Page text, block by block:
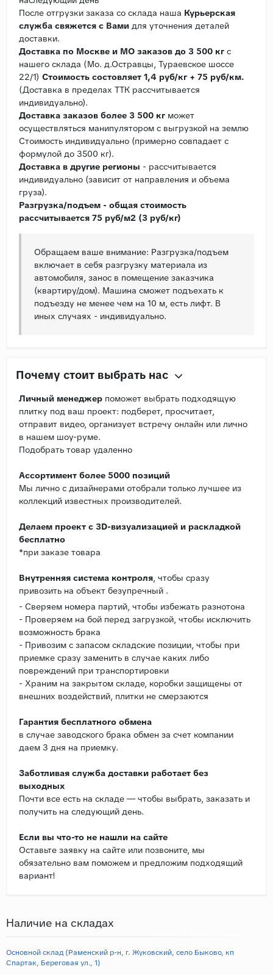
После отгрузки заказа со склада наша Курьерская
служба свяжется с Вами для уточнения деталей
доставки.
Доставка по Москве и МО заказов до 3 500 кг с
нашего склада (Мо. д.Остравцы, Тураевское шоссе
22/1) Стоимость состовляет 1,4 руб/кг + 75 руб/км.
(Доставка в пределах ТТК рассчитывается
индивидуально).
Доставка заказов более 3 500 кг может
осуществляться манипулятором с выгрузкой на землю
Стоимость индивидуально (примерно совпадает с
формулой до 3500 кг).
Доставка в другие регионы - рассчитывается
индивидуально (зависит от направления и объема
груза).
Разгрузка/подъем - общая стоимость
рассчитывается 75 руб/м2 (3 руб/кг)
Обращаем ваше внимание: Разгрузка/подъем
включает в себя разгрузку материала из
автомобиля, занос в помещение заказчика
(квартиру/дом). Машина сможет подъехать к
подъезду не менее чем на 10 м, есть лифт. В
иных случаях - индивидуально.
Почему стоит выбрать нас
Личный менеджер поможет выбрать подходящую
плитку под ваш проект: подберет, просчитает,
отправит видео, организует встречу онлайн или лично
в нашем шоу-руме.
Подобрать товар удаленно
Ассортимент более 5000 позиций
Мы лично с дизайнерами отобрали только лучшее из
коллекций известных производителей.
Делаем проект с 3D-визуализацией и раскладкой
бесплатно
*при заказе товара
Внутренняя система контроля , чтобы сразу
привозить на объект безупречный .
- Сверяем номера партий, чтобы избежать разнотона
- Проверяем на бой перед загрузкой, чтобы исключить
возможность брака
- Привозим с запасом складские позиции, чтобы при
приемке сразу заменить в случае каких либо
повреждений при транспортировки
- Храним на закрытом складе, коробки защищены от
внешних воздействий, плитки не смерзаются
Гарантия бесплатного обмена
в случае заводского брака обмен за счет компании
даем 3 дня на приемку.
Заботливая служба доставки работает без
выходных
Почти все есть на складе — чтобы выбрать, заказать и
получить на следующий день.
Если вы что-то не нашли на сайте
Оставьте заявку на сайте или позвоните, мы
обязательно вам поможем и предложим подходящий
вариант!
Наличие на складах
Основной склад (Раменский р-н, г. Жуковский, село Быково, кп
Спартак, Береговая ул., 1)